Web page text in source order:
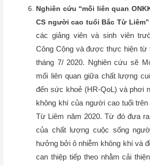
Nghiên cứu “mối liên quan
CS người cao tuổi Bắc Từ
các giảng viên và sinh viên
Công Cộng và được thực hiện từ
tháng 7/ 2020. Nghiên cứu sẽ
mối liên quan giữa chất lượng
đến sức khoẻ (HR-QoL) và phơi
không khí của người cao tuổi trên
Từ Liêm năm 2020. Từ đó đưa
của chất lượng cuộc sống
hưởng bởi ô nhiễm không khí và
can thiệp tiếp theo nhằm cải